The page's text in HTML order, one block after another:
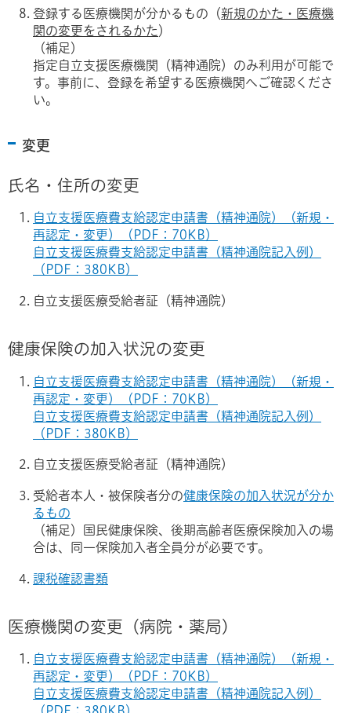
登録する医療機関が分かるもの（新規のかた・医療機
関の変更をされるかた）
（補足）
指定自立支援医療機関（精神通院）のみ利用が可能で
す。事前に、登録を希望する医療機関へご確認くださ
い。
変更
氏名・住所の変更
自立支援医療費支給認定申請書（精神通院）（新規・
再認定・変更）（PDF：70KB）
自立支援医療費支給認定申請書（精神通院記入例）
（PDF：380KB）
自立支援医療受給者証（精神通院）
健康保険の加入状況の変更
自立支援医療費支給認定申請書（精神通院）（新規・
再認定・変更）（PDF：70KB）
自立支援医療費支給認定申請書（精神通院記入例）
（PDF：380KB）
自立支援医療受給者証（精神通院）
受給者本人・被保険者分の健康保険の加入状況が分か
るもの
（補足）国民健康保険、後期高齢者医療保険加入の場
合は、同一保険加入者全員分が必要です。
課税確認書類
医療機関の変更（病院・薬局）
自立支援医療費支給認定申請書（精神通院）（新規・
再認定・変更）（PDF：70KB）
自立支援医療費支給認定申請書（精神通院記入例）